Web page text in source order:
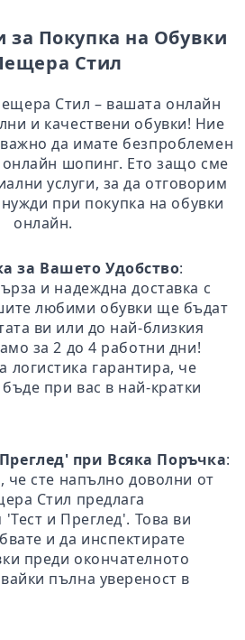
Покупка на Обувки
Стил
Стил – вашата онлайн
и качествени обувки! Ние
да имате безпроблемен
шопинг. Ето защо сме
услуги, за да отговорим
при покупка на обувки
онлайн.
за Вашето Удобство:
и надеждна доставка с
любими обувки ще бъдат
ви или до най-близкия
за 2 до 4 работни дни!
логистика гарантира, че
при вас в най-кратки
при Всяка Поръчка:
че сте напълно доволни от
Стил предлага
и Преглед'. Това ви
и да инспектирате
преди окончателното
пълна увереност в